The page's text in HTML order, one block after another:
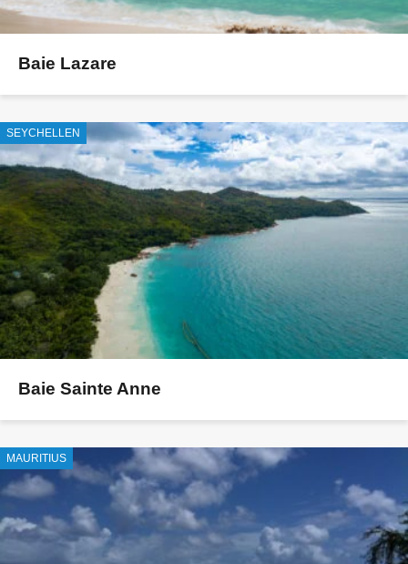
Baie Lazare
SEYCHELLEN
Baie Sainte Anne
MAURITIUS